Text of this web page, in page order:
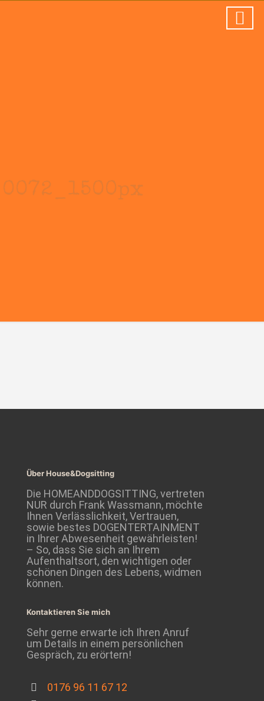
0072_1500px
Über House&Dogsitting
Die HOMEANDDOGSITTING, vertreten
NUR durch Frank Wassmann, möchte
Ihnen Verlässlichkeit, Vertrauen,
sowie bestes DOGENTERTAINMENT
in Ihrer Abwesenheit gewährleisten!
– So, dass Sie sich an Ihrem
Aufenthaltsort, den wichtigen oder
schönen Dingen des Lebens, widmen
können.
Kontaktieren Sie mich
Sehr gerne erwarte ich Ihren Anruf
um Details in einem persönlichen
Gespräch, zu erörtern!
0176 96 11 67 12